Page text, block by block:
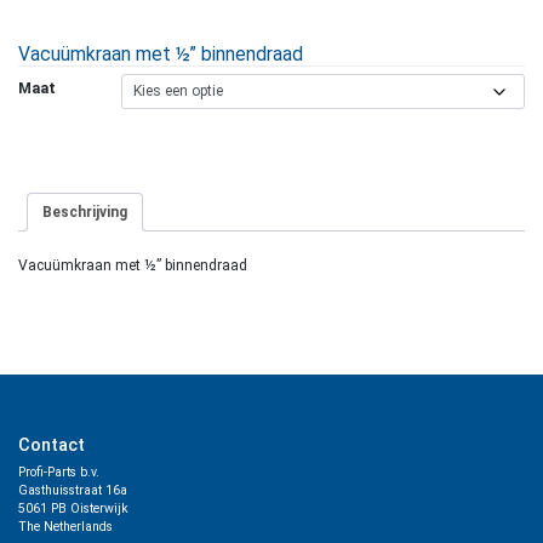
Vacuümkraan met ½” binnendraad
Maat
Beschrijving
Vacuümkraan met ½” binnendraad
Contact
Profi-Parts b.v.
Gasthuisstraat 16a
5061 PB Oisterwijk
The Netherlands